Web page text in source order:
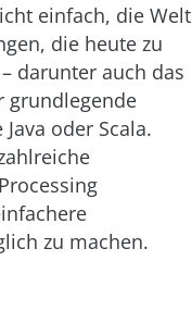
einfach, die Welt
die heute zu
darunter auch das
grundlegende
oder Scala.
zu machen.